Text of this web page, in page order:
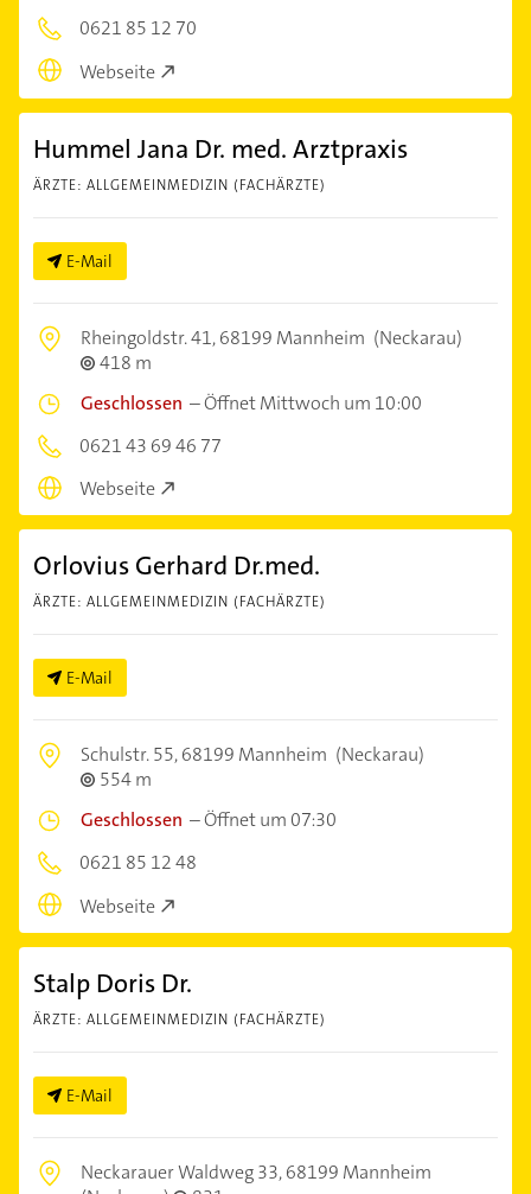
0621 85 12 70
Webseite
Hummel Jana Dr. med. Arztpraxis
ÄRZTE: ALLGEMEINMEDIZIN (FACHÄRZTE)
E-Mail
Rheingoldstr. 41,68199 Mannheim (Neckarau)
418 m
Geschlossen –Öffnet Mittwoch um 10:00
0621 43 69 46 77
Webseite
Orlovius Gerhard Dr.med.
ÄRZTE: ALLGEMEINMEDIZIN (FACHÄRZTE)
E-Mail
Schulstr. 55,68199 Mannheim (Neckarau)
554 m
Geschlossen –Öffnet um 07:30
0621 85 12 48
Webseite
Stalp Doris Dr.
ÄRZTE: ALLGEMEINMEDIZIN (FACHÄRZTE)
E-Mail
Neckarauer Waldweg 33,68199 Mannheim